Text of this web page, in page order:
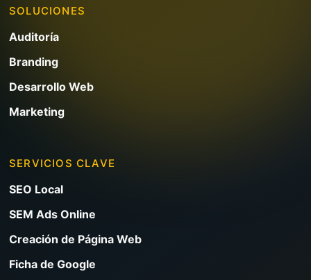
SOLUCIONES
Auditoría
Branding
Desarrollo Web
Marketing
SERVICIOS CLAVE
SEO Local
SEM Ads Online
Creación de Página Web
Ficha de Google